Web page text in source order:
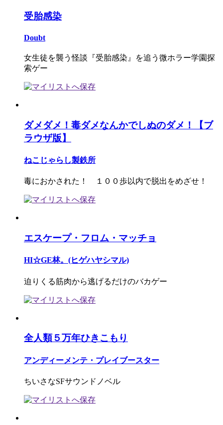
受胎感染
Doubt
女生徒を襲う怪談『受胎感染』を追う微ホラー学園探
索ゲー
ダメダメ！毒ダメなんかでしぬのダメ！【ブ
ラウザ版】
ねこじゃらし製鉄所
毒におかされた！ １００歩以内で脱出をめざせ！
エスケープ・フロム・マッチョ
HI☆GE林。(ヒゲハヤシマル)
迫りくる筋肉から逃げるだけのバカゲー
全人類５万年ひきこもり
アンディーメンテ・プレイブースター
ちいさなSFサウンドノベル